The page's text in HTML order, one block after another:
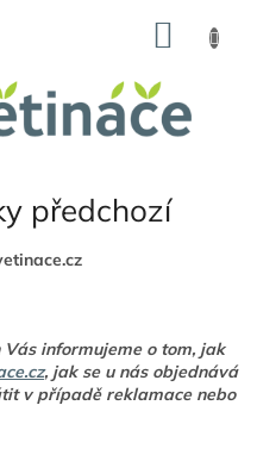
předchozí
informujeme o tom, jak
, jak se u nás objednává
v případě reklamace nebo